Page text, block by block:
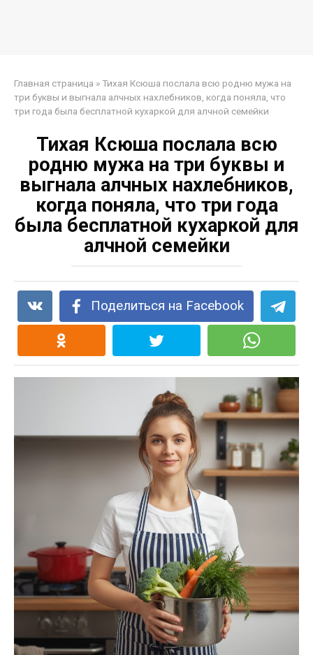
Главная страница »Тихая Ксюша послала всю родню мужа на
три буквы и выгнала алчных нахлебников, когда поняла, что
три года была бесплатной кухаркой для алчной семейки
Тихая Ксюша послала всю
родню мужа на три буквы и
выгнала алчных нахлебников,
когда поняла, что три года
была бесплатной кухаркой для
алчной семейки
Поделиться на Facebook